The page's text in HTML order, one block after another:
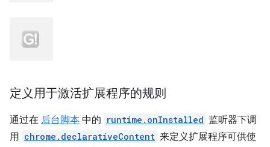
定义用于激活扩展程序的规则
通过在 后台脚本 中的 runtime.onInstalled 监听器下调
用 chrome.declarativeContent 来定义扩展程序可供使